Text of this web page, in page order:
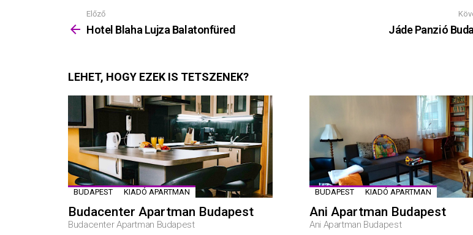
Mutass
többet
Előző
Hotel Blaha Lujza Balatonfüred Jáde Panzió
LEHET, HOGY EZEK IS TETSZENEK?
BUDAPEST KIADÓ APARTMAN
Budacenter Apartman Budapest
Budacenter Apartman Budapest
BUDAPEST KIADÓ APARTMAN
Ani Apartman Budapest
Ani Apartman Budapest